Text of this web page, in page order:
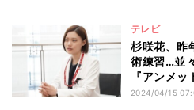
テレビ
杉咲花、昨
術練習…並
『アンメッ
2024/04/15